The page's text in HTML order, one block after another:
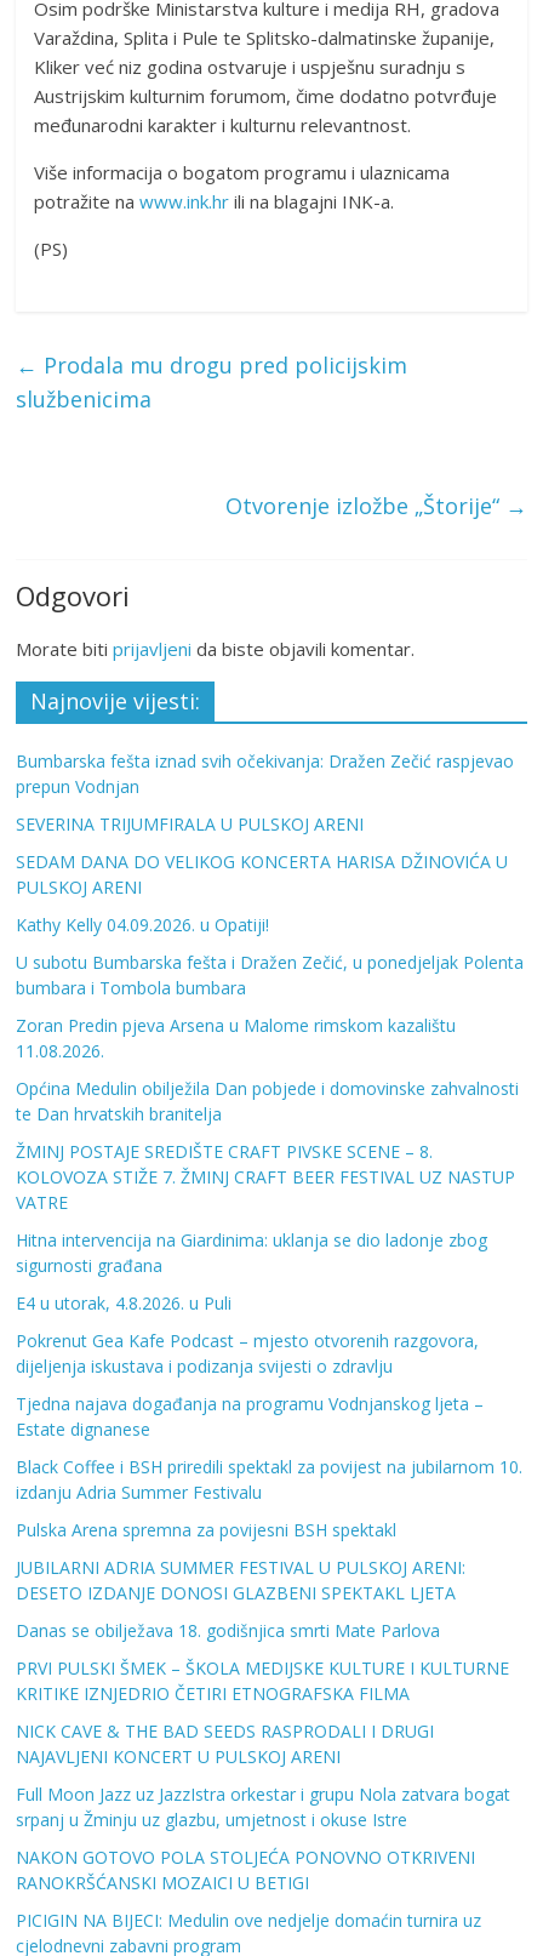
Osim podrške Ministarstva kulture i medija RH, gradova
Varaždina, Splita i Pule te Splitsko-dalmatinske županije,
Kliker već niz godina ostvaruje i uspješnu suradnju s
Austrijskim kulturnim forumom, čime dodatno potvrđuje
međunarodni karakter i kulturnu relevantnost.
Više informacija o bogatom programu i ulaznicama
potražite nawww.ink.hr ili na blagajni INK-a.
(PS)
← Prodala mu drogu pred policijskim
službenicima
Otvorenje izložbe „Štorije“ →
Odgovori
Morate bitiprijavljeni da biste objavili komentar.
Najnovije vijesti:
Bumbarska fešta iznad svih očekivanja: Dražen Zečić raspjevao
prepun Vodnjan
SEVERINA TRIJUMFIRALA U PULSKOJ ARENI
SEDAM DANA DO VELIKOG KONCERTA HARISA DŽINOVIĆA U
PULSKOJ ARENI
Kathy Kelly 04.09.2026. u Opatiji!
U subotu Bumbarska fešta i Dražen Zečić, u ponedjeljak Polenta
bumbara i Tombola bumbara
Zoran Predin pjeva Arsena u Malome rimskom kazalištu
11.08.2026.
Općina Medulin obilježila Dan pobjede i domovinske zahvalnosti
te Dan hrvatskih branitelja
ŽMINJ POSTAJE SREDIŠTE CRAFT PIVSKE SCENE – 8.
KOLOVOZA STIŽE 7. ŽMINJ CRAFT BEER FESTIVAL UZ NASTUP
VATRE
Hitna intervencija na Giardinima: uklanja se dio ladonje zbog
sigurnosti građana
E4 u utorak, 4.8.2026. u Puli
Pokrenut Gea Kafe Podcast – mjesto otvorenih razgovora,
dijeljenja iskustava i podizanja svijesti o zdravlju
Tjedna najava događanja na programu Vodnjanskog ljeta –
Estate dignanese
Black Coffee i BSH priredili spektakl za povijest na jubilarnom 10.
izdanju Adria Summer Festivalu
Pulska Arena spremna za povijesni BSH spektakl
JUBILARNI ADRIA SUMMER FESTIVAL U PULSKOJ ARENI:
DESETO IZDANJE DONOSI GLAZBENI SPEKTAKL LJETA
Danas se obilježava 18. godišnjica smrti Mate Parlova
PRVI PULSKI ŠMEK – ŠKOLA MEDIJSKE KULTURE I KULTURNE
KRITIKE IZNJEDRIO ČETIRI ETNOGRAFSKA FILMA
NICK CAVE & THE BAD SEEDS RASPRODALI I DRUGI
NAJAVLJENI KONCERT U PULSKOJ ARENI
Full Moon Jazz uz JazzIstra orkestar i grupu Nola zatvara bogat
srpanj u Žminju uz glazbu, umjetnost i okuse Istre
NAKON GOTOVO POLA STOLJEĆA PONOVNO OTKRIVENI
RANOKRŠĆANSKI MOZAICI U BETIGI
PICIGIN NA BIJECI: Medulin ove nedjelje domaćin turnira uz
cjelodnevni zabavni program